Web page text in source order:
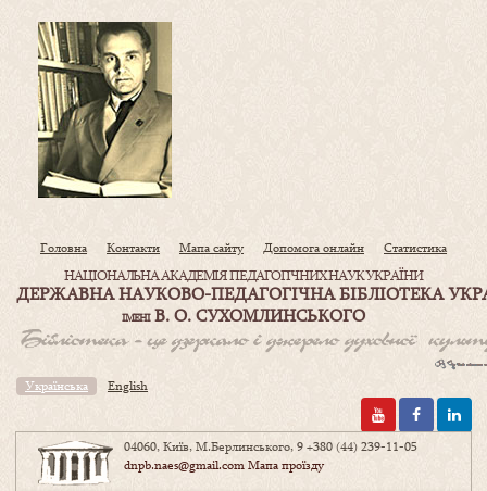
Головна Контакти Мапа сайту Допомога онлайн Статистика
НАЦІОНАЛЬНА АКАДЕМІЯ ПЕДАГОГІЧНИХ НАУК УКРАЇНИ
ДЕРЖАВНА НАУКОВО-ПЕДАГОГІЧНА БІБЛІОТЕКА
ІМЕНІВ. О. СУХОМЛИНСЬКОГО
Українська English
04060, Київ, М.Берлинського, 9+380 (44) 239-11-05
dnpb.naes@gmail.comМапа проїзду